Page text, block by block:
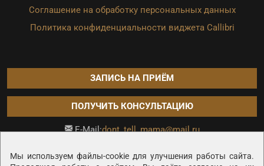
Мы используем файлы-cookie для улучшения работы сайта.
Соглашение на обработку персональных данных
Политика конфиденциальности виджета Callibri
ЗАПИСЬ НА ПРИЁМ
ПОЛУЧИТЬ КОНСУЛЬТАЦИЮ
E-Mail:dont_tell_mama@mail.ru